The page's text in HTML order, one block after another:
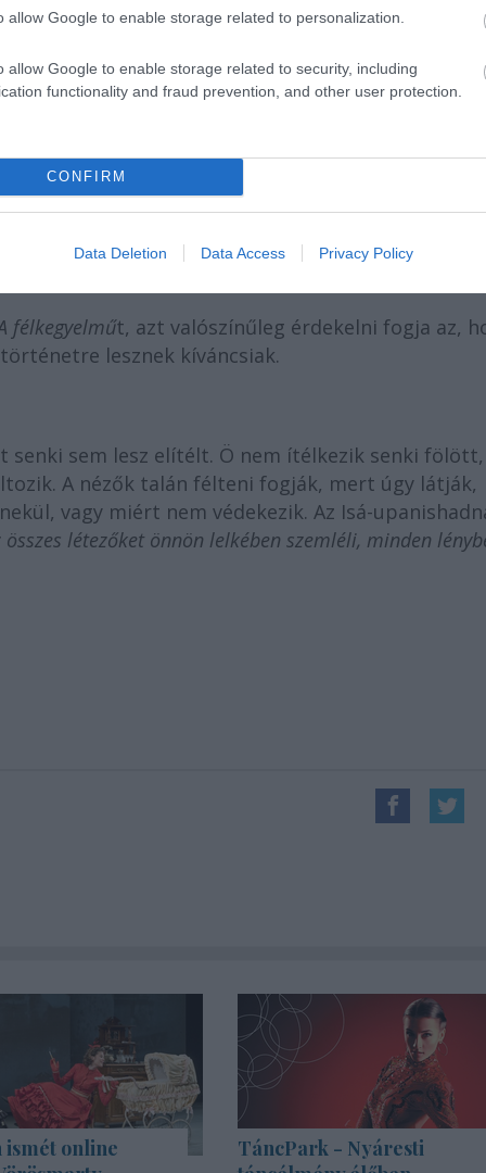
allow Google to enable storage related to personalization.
allow Google to enable storage related to security, including
functionality and fraud prevention, and other user protection.
CONFIRM
Data Deletion Data Access Privacy Policy
Akik
hogyan
instrukciókat, többnyire próbáltam
hozzám, és elég jól ismer ahhoz, hogy
félkegyelműt, azt valószínűleg érdekelni fogja az,
lesznek kíváncsiak.
senki sem lesz elítélt. Ö nem ítélkezik senki
A nézők talán félteni fogják, mert úgy látják,
vagy miért nem védekezik. Az Isá-
összes létezőket önnön lelkében szemléli, minden
ismét online
TáncPark - Nyáresti